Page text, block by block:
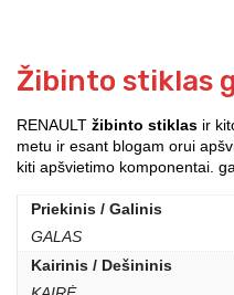
Žibinto stiklas
RENAULT žibinto stiklas ir
metu ir esant blogam orui
kiti apšvietimo komponentai.
Priekinis / Galinis
GALAS
Kairinis / Dešininis